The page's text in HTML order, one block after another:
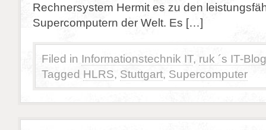
Rechnersystem Hermit es zu den
Supercomputern der Welt. Es […]
Filed in Informationstechnik IT, ruk ´s IT-Blog
Tagged HLRS, Stuttgart, Supercomputer